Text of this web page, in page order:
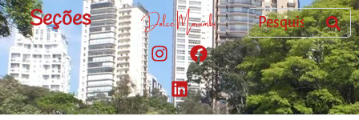
Seções